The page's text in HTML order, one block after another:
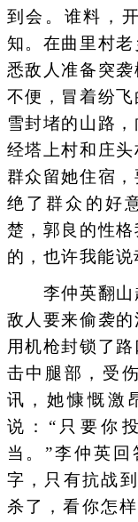
到会。谁料，
知。在曲里村
悉敌人准备突
不便，冒着纷
雪封堵的山路
经塔上村和庄
群众留她住宿
绝了群众的好
楚，郭良的性
的，也许我能说
李仲英翻山
敌人要来偷袭
用机枪封锁了
击中腿部，受
讯，她慷慨激
说：“只要你
当。”李仲英回
字，只有抗战
杀了，看你怎